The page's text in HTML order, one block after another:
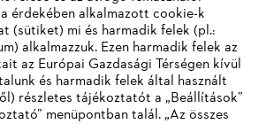
érdekében alkalmazott cookie-k
(sütiket) mi és harmadik felek (pl.:
alkalmazzuk. Ezen harmadik felek az
az Európai Gazdasági Térségen kívül
és harmadik felek által használt
részletes tájékoztatót a „Beállítások”
menüpontban talál. „Az összes